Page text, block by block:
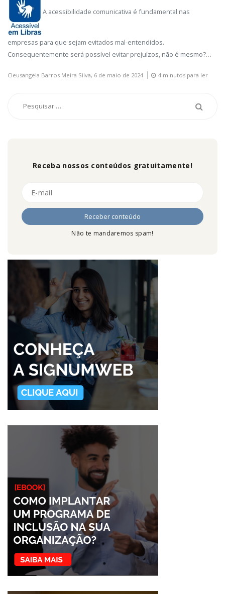
A acessibilidade comunicativa é fundamental nas
empresas para que sejam evitados mal-entendidos.
Consequentemente será possível evitar prejuízos, não é mesmo?…
Cleusangela Barros Meira Silva, 6 de maio de 2024 4 minutos para ler
Receba nossos conteúdos gratuitamente!
Não te mandaremos spam!